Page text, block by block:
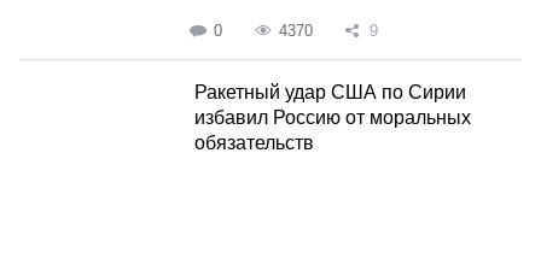
0 4370 9
Ракетный удар США по Сирии
избавил Россию от моральных
обязательств